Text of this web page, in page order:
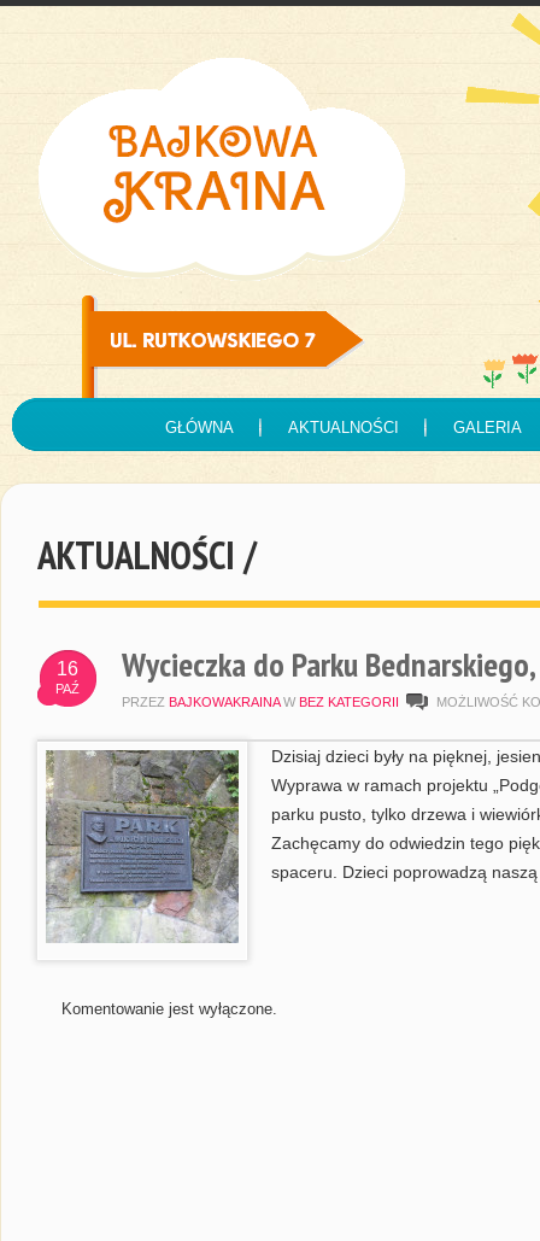
GŁÓWNA AKTUALNOŚCI GALERIA
AKTUALNOŚCI /
16
PAŹ
Wycieczka do Parku
PRZEZ BAJKOWAKRAINA W BEZ KATEGORII MOŻLIWOŚĆ
Dzisiaj dzieci były na pięknej,
Wyprawa w ramach projektu
parku pusto, tylko drzewa i
Zachęcamy do odwiedzin tego
spaceru. Dzieci poprowadzą
Komentowanie jest wyłączone.